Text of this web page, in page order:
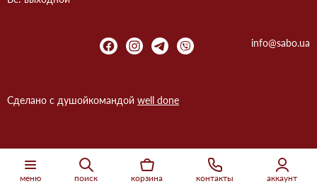
меню поиск корзина контакты аккаунт
info@sabo.ua
Сделано с душойкомандой well done